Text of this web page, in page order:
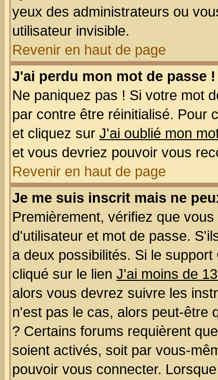
yeux des administrateurs ou
utilisateur invisible.
Revenir en haut de page
J'ai perdu mon mot de passe !
Ne paniquez pas ! Si votre mot
par contre être réinitialisé. Pour
et cliquez sur J'ai oublié mon
et vous devriez pouvoir vous
Revenir en haut de page
Je me suis inscrit mais ne
Premièrement, vérifiez que
d'utilisateur et mot de passe.
a deux possibilités. Si le
cliqué sur le lien J'ai moins de
alors vous devrez suivre les
n'est pas le cas, alors peut-être
? Certains forums requièrent
soient activés, soit par vous-
pouvoir vous connecter.